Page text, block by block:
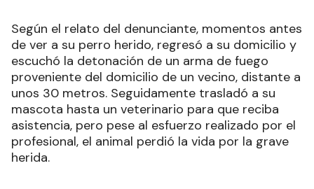
Según el relato del denunciante, momentos antes
de ver a su perro herido, regresó a su domicilio y
escuchó la detonación de un arma de fuego
proveniente del domicilio de un vecino, distante a
unos 30 metros. Seguidamente trasladó a su
mascota hasta un veterinario para que reciba
asistencia, pero pese al esfuerzo realizado por el
profesional, el animal perdió la vida por la grave
herida.